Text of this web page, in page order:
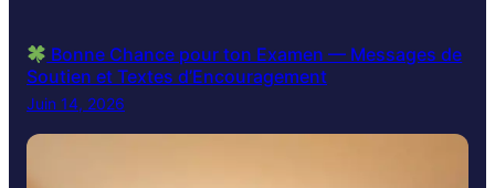
Bonne Chance pour ton Examen — Messages de
Soutien et Textes d’Encouragement
Juin 14, 2026